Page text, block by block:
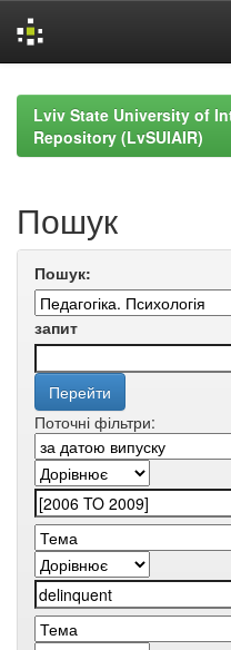
navigationLviv State University of
Repository (LvSUIAIR)
Пошук
Пошук:
запит
Поточні фільтри: